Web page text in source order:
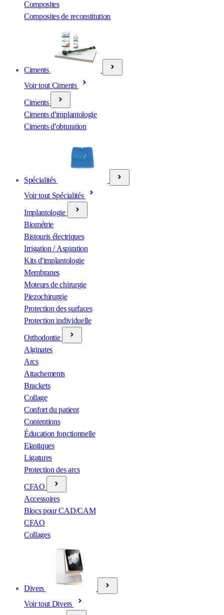
Composites
Composites de reconstitution
Ciments
Voir tout Ciments
Ciments
Ciments d'implantologie
Ciments d'obturation
Spécialités
Voir tout Spécialités
Implantologie
Biométrie
Bistouris électriques
Irrigation / Aspiration
Kits d'implantologie
Membranes
Moteurs de chirurgie
Piezochirurgie
Protection des surfaces
Protection individuelle
Orthodontie
Alginates
Arcs
Attachements
Brackets
Collage
Confort du patient
Contentions
Éducation fonctionnelle
Elastiques
Ligatures
Protection des arcs
CFAO
Accessoires
Blocs pour CAD/CAM
CFAO
Collages
Divers
Voir tout Divers